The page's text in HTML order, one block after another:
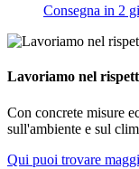
Consegna in 2
Lavoriamo nel
Con concrete misure
sull'ambiente e sul
Qui puoi trovare